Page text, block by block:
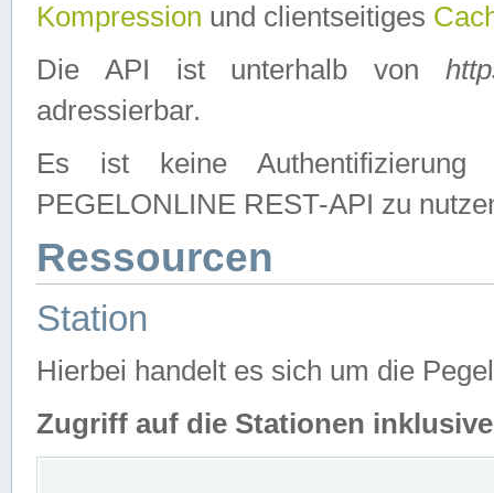
Kompression und clientseitiges
Die API ist unterhalb von
adressierbar.
Es ist keine
PEGELONLINE REST-API zu
Ressourcen
Station
Hierbei handelt es sich um die
Zugriff auf die Stationen